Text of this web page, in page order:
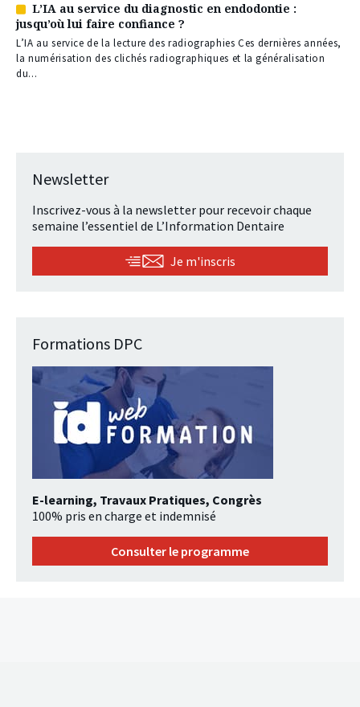
Article
réservé
à
nos
abonnés
L’IA au service du diagnostic en endodontie :
jusqu’où lui faire confiance ?
L’IA au service de la lecture des radiographies Ces dernières années,
la numérisation des clichés radiographiques et la généralisation
du...
Newsletter
Inscrivez-vous à la newsletter pour recevoir chaque
semaine l’essentiel de L’Information Dentaire
Je m'inscris
Formations DPC
E-learning, Travaux Pratiques, Congrès
100% pris en charge et indemnisé
Consulter le programme